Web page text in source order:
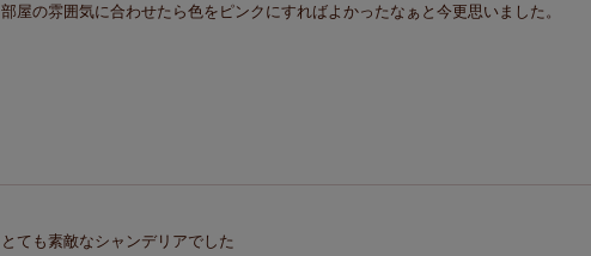
部屋の雰囲気に合わせたら色をピンクにすればよかったなぁと今更思いました。
とても素敵なシャンデリアでした